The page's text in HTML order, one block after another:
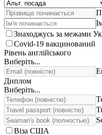
Знаходжусь за межами
Covid-19 вакцинований
Рівень англійського
Виберіть...
Диплом
Виберіть...
Віза США